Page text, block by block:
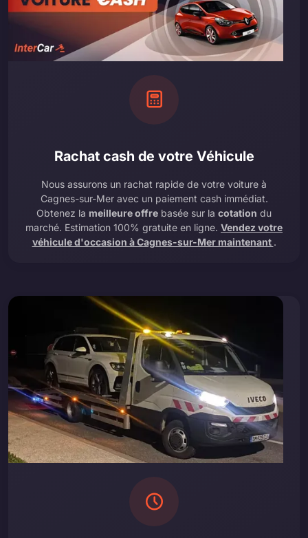
Rachat cash de votre Véhicule
Nous assurons un rachat rapide de votre voiture à
Cagnes-sur-Mer avec un paiement cash immédiat.
Obtenez la meilleure offre basée sur la cotation du
marché. Estimation 100% gratuite en ligne. Vendez votre
véhicule d'occasion à Cagnes-sur-Mer maintenant .